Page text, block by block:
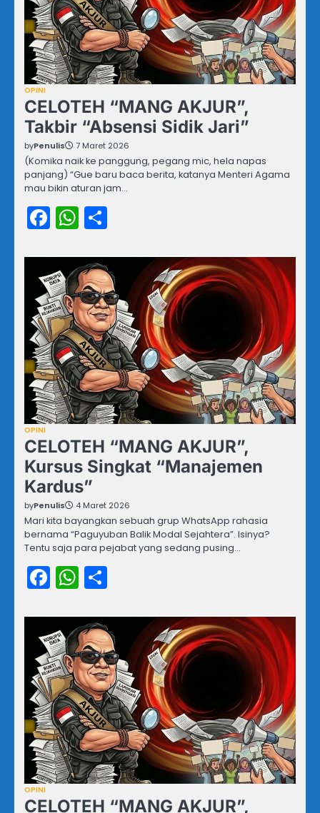
OPINI
CELOTEH “MANG AKJUR”,
Takbir “Absensi Sidik Jari”
byPenulis 7 Maret 2026
(Komika naik ke panggung, pegang mic, hela napas
panjang) “Gue baru baca berita, katanya Menteri Agama
mau bikin aturan jam…
Facebook
WhatsApp
OPINI
CELOTEH “MANG AKJUR”,
Kursus Singkat “Manajemen
Kardus”
byPenulis 4 Maret 2026
Mari kita bayangkan sebuah grup WhatsApp rahasia
bernama “Paguyuban Balik Modal Sejahtera”. Isinya?
Tentu saja para pejabat yang sedang pusing…
Facebook
WhatsApp
OPINI
CELOTEH “MANG AKJUR”,